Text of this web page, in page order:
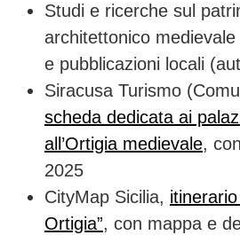
Studi e ricerche sul
architettonico
e pubblicazioni locali
Siracusa Turismo
scheda dedicata ai
all’Ortigia medievale,
2025
CityMap Sicilia,
Ortigia”, con mappa e